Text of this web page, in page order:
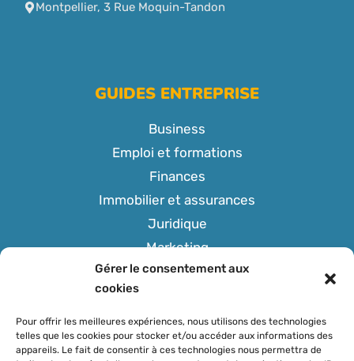
Gérer le consentement aux
cookies
Pour offrir les meilleures expériences, nous utilisons des technologies
telles que les cookies pour stocker et/ou accéder aux informations des
appareils. Le fait de consentir à ces technologies nous permettra de
Montpellier, 3 Rue Moquin-Tandon
GUIDES ENTREPRISE
Business
Emploi et formations
Finances
Immobilier et assurances
Juridique
Marketing
Tech